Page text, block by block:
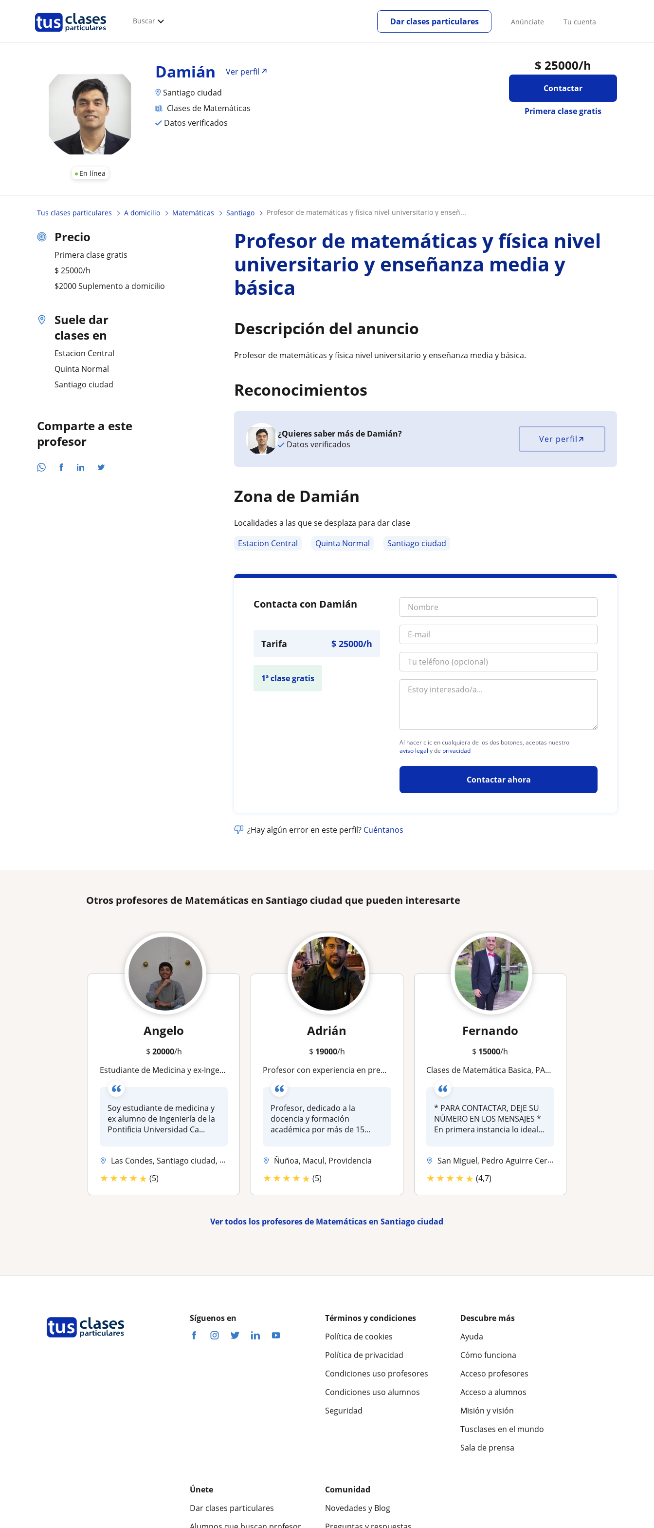
Buscar Anúnciate Tu cuenta
Dar clases particulares
En línea
$ 25000/h
Contactar
Primera clase gratis
Damián
Ver perfil
Santiago ciudad
Clases de Matemáticas
Datos verificados
Tus clases particulares A domicilio Matemáticas Santiago profesor de matemáticas y física nivel universitario y enseñ...
Precio
Primera clase gratis
$ 25000/h
$2000 Suplemento a domicilio
Suele dar
clases en
Estacion Central
Quinta Normal
Santiago ciudad
Comparte a este
profesor
Profesor de matemáticas y física nivel
universitario y enseñanza media y
básica
Descripción del anuncio
Profesor de matemáticas y física nivel universitario y enseñanza media y básica.
Reconocimientos
¿Quieres saber más de Damián?
Datos verificados
Ver perfil
Zona de Damián
Localidades a las que se desplaza para dar clase
Estacion Central
Quinta Normal Santiago ciudad
Contacta con Damián
Tarifa $25000/h
1ª clase gratis
Al hacer clic en cualquiera de los dos botones, aceptas nuestro
aviso legal y de privacidad
Contactar ahora
¿Hay algún error en este perfil? Cuéntanos
Otros profesores de Matemáticas en Santiago ciudad que pueden interesarte
Angelo
$ 20000/h
Estudiante de Medicina y ex-Ingeniería Doy Clases de Matemáticas PAES, Educación Básica, Media y Superior
Soy estudiante de medicina y
ex alumno de Ingeniería de la
Pontificia Universidad Ca...
Las Condes, Santiago ciudad, Ñuñoa, Macul, Vitacura, La Reina, Provide...
★★★★★ (5)
Adrián
$ 19000/h
Profesor con experiencia en preparación PAES
Profesor, dedicado a la
docencia y formación
académica por más de 15
Ñuñoa, Macul, Providencia
★★★★★ (5)
Fernando
$ 15000/h
Clases de Matemática Basica, PAES, Calculo 1, 2 y 3 y Realización de trabajos *Deje su número en los mensajes
* PARA CONTACTAR, DEJE SU
NÚMERO EN LOS MENSAJES *
En primera instancia lo ideal
San Miguel, Pedro Aguirre Cerda, San Joaquin, Maipu, Las Condes, La Ci...
★★★★★ (4,7)
Ver todos los profesores de Matemáticas en Santiago ciudad
Síguenos en
Términos y condiciones
Política de cookies
Política de privacidad
Condiciones uso profesores
Condiciones uso alumnos
Seguridad
Descubre más
Ayuda
Cómo funciona
Acceso profesores
Acceso a alumnos
Misión y visión
Tusclases en el mundo
Sala de prensa
Únete
Dar clases particulares
Comunidad
Novedades y Blog